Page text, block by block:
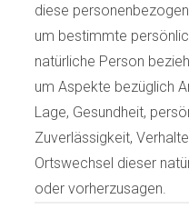
diese
um bestimmte
natürliche Person
um Aspekte bezüglich
Lage, Gesundheit,
Zuverlässigkeit,
Ortswechsel dieser
oder vorherzusagen.